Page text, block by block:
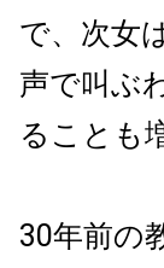
で、次女
声で叫ぶ
ることも
30年前の